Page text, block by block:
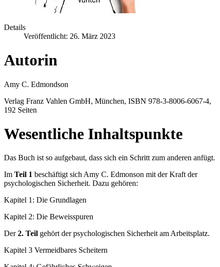
Details
Veröffentlicht: 26. März 2023
Autorin
Amy C. Edmondson
Verlag Franz Vahlen GmbH, München, ISBN 978-3-8006-6067-4,
192 Seiten
Wesentliche Inhaltspunkte
Das Buch ist so aufgebaut, dass sich ein Schritt zum anderen anfügt.
Im Teil 1 beschäftigt sich Amy C. Edmonson mit der Kraft der
psychologischen Sicherheit. Dazu gehören:
Kapitel 1: Die Grundlagen
Kapitel 2: Die Beweisspuren
Der2. Teil gehört der psychologischen Sicherheit am Arbeitsplatz.
Kapitel 3 Vermeidbares Scheitern